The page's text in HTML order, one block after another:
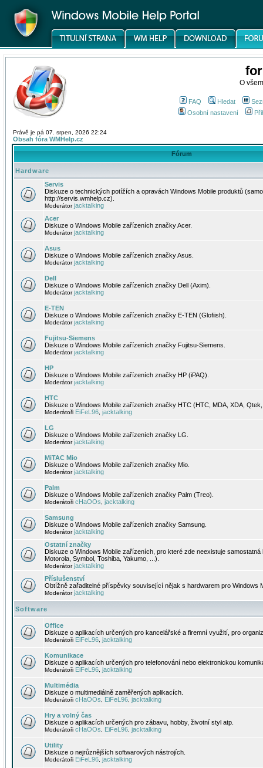
O
FAQ Hledat
Osobní nastavení
Právě je pá 07. srpen, 2026 22:24
Obsah fóra WMHelp.cz
Fórum
Hardware
Servis
Diskuze o technických potížích a opravách Windows Mobile produktů
http://servis.wmhelp.cz).
Moderátorjacktalking
Acer
Diskuze o Windows Mobile zařízeních značky Acer.
Moderátorjacktalking
Asus
Diskuze o Windows Mobile zařízeních značky Asus.
Moderátorjacktalking
Dell
Diskuze o Windows Mobile zařízeních značky Dell (Axim).
Moderátorjacktalking
E-TEN
Diskuze o Windows Mobile zařízeních značky E-TEN (Glofiish).
Moderátorjacktalking
Fujitsu-Siemens
Diskuze o Windows Mobile zařízeních značky Fujitsu-Siemens.
Moderátorjacktalking
HP
Diskuze o Windows Mobile zařízeních značky HP (iPAQ).
Moderátorjacktalking
HTC
Diskuze o Windows Mobile zařízeních značky HTC (HTC, MDA, XDA,
Moderátoři EiFeL96 jacktalking
LG
Diskuze o Windows Mobile zařízeních značky LG.
Moderátorjacktalking
MiTAC Mio
Diskuze o Windows Mobile zařízeních značky Mio.
Moderátorjacktalking
Palm
Diskuze o Windows Mobile zařízeních značky Palm (Treo).
Moderátoři cHaOOs jacktalking
Samsung
Diskuze o Windows Mobile zařízeních značky Samsung.
Moderátorjacktalking
Ostatní značky
Diskuze o Windows Mobile zařízeních, pro které zde neexistuje
Motorola, Symbol, Toshiba, Yakumo, ...).
Moderátorjacktalking
Příslušenství
Obtížně zařaditelné příspěvky související nějak s hardwarem pro Windows
Moderátorjacktalking
Software
Office
Diskuze o aplikacích určených pro kancelářské a firemní využití, pro
Moderátoři EiFeL96 jacktalking
Komunikace
Diskuze o aplikacích určených pro telefonování nebo elektronickou
Moderátoři EiFeL96 jacktalking
Multimédia
Diskuze o multimediálně zaměřených aplikacích.
Moderátoři cHaOOs EiFeL96 jacktalking
Hry a volný čas
Diskuze o aplikacích určených pro zábavu, hobby, životní styl atp.
Moderátoři cHaOOs EiFeL96 jacktalking
Utility
Diskuze o nejrůznějších softwarových nástrojích.
Moderátoři EiFeL96 jacktalking